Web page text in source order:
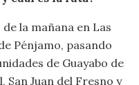
la mañana en Las
Pénjamo, pasando
de Guayabo de
San Juan del Fresno y